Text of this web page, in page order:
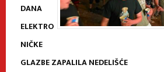
DANA
ELEKTRO
NIČKE
GLAZBE ZAPALILA NEDELIŠĆE